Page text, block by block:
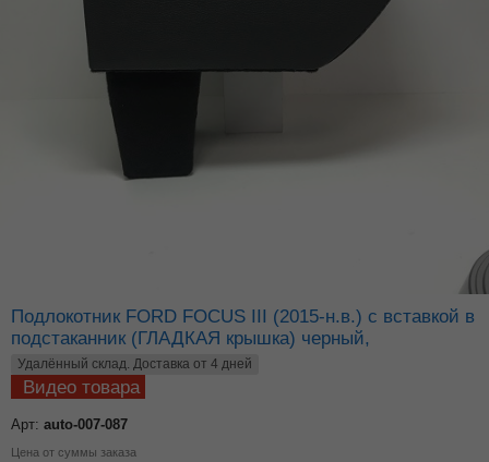
Подлокотник FORD FOCUS III (2015-н.в.) с вставкой в
подстаканник (ГЛАДКАЯ крышка) черный,
Удалённый склад. Доставка от 4 дней
Видео товара
Арт: auto-007-087
Цена от суммы заказа